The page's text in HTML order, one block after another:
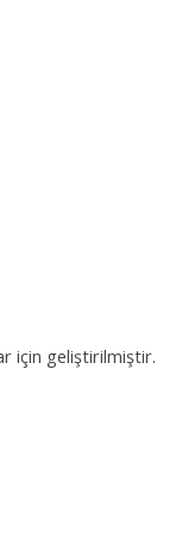
için geliştirilmiştir.